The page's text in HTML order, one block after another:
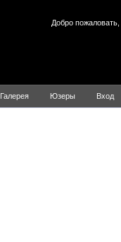
Добро пожаловать,
Галерея Юзеры Вход